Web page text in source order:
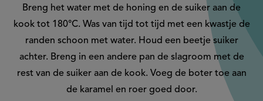
'Caramel
candy
bar
met
Bretonse
koek,
en
Breng het water met de honing en de suiker aan de
kook tot 180°C. Was van tijd tot tijd met een kwastje de
randen schoon met water. Houd een beetje suiker
achter. Breng in een andere pan de slagroom met de
rest van de suiker aan de kook. Voeg de boter toe aan
de karamel en roer goed door.